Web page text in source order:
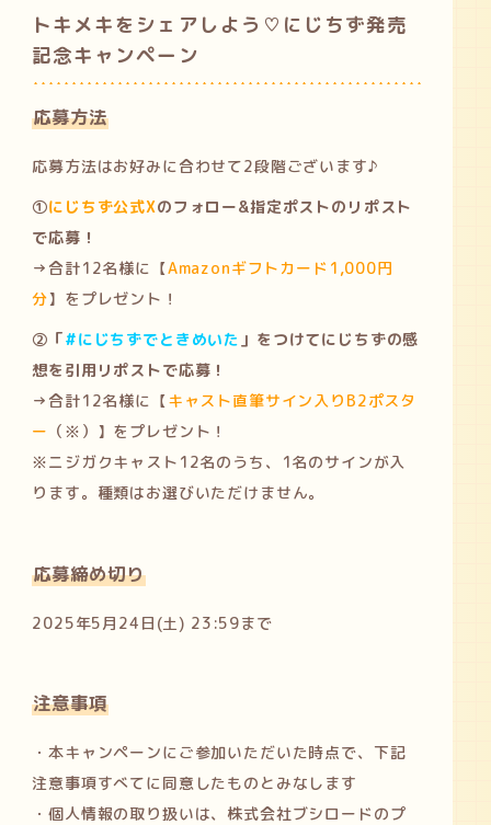
トキメキをシェアしよう♡にじちず発売
記念キャンペーン
応募方法
応募方法はお好みに合わせて2段階ございます♪
①にじちず公式Xのフォロー&指定ポストのリポスト
で応募！
→合計12名様に【Amazonギフトカード1,000円
分】をプレゼント！
②「#にじちずでときめいた 」をつけてにじちずの感
想を引用リポストで応募！
→合計12名様に【キャスト直筆サイン入りB2ポスタ
ー （※）】をプレゼント！
※ニジガクキャスト12名のうち、1名のサインが入
ります。種類はお選びいただけません。
応募締め切り
2025年5月24日(土) 23:59まで
注意事項
・本キャンペーンにご参加いただいた時点で、下記
注意事項すべてに同意したものとみなします
・個人情報の取り扱いは、株式会社ブシロードのプ